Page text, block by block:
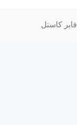
فابر کاستل